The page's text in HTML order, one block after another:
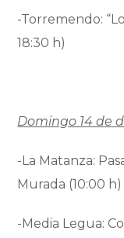
-Torremendo:
18:30 h)
Domingo 14 de
-La Matanza:
Murada (10:00 h)
-Media Legua: